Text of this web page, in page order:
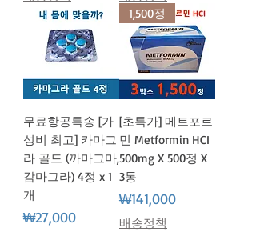
무료항공특송 [가
성비 최고] 카마그
라 골드 (까마그마,
감마그라) 4정 x 1
개
가격
₩27,000
1,500정
[초특가] 메트포르
민 Metformin HCI
500mg X 500정 X
3통
가격
₩141,000
배송정책